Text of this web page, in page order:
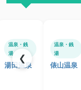
温泉・銭
湯
湯田温泉
温泉・銭
湯
俵山温泉
❮